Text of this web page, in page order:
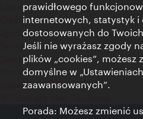
Kontakt
Credits
Zgoda na przetwarzanie danych
Terms of Use
Dostępność
Kontakt prasowy
Ustawienia cookies
prawidłowego
internetowych, statystyk i
dostosowanych do
Jeśli nie wyrażasz zgody
plików „cookies”, możesz
domyślne w „Ustawieniach
zaawansowanych”.
Porada: Możesz zmienić